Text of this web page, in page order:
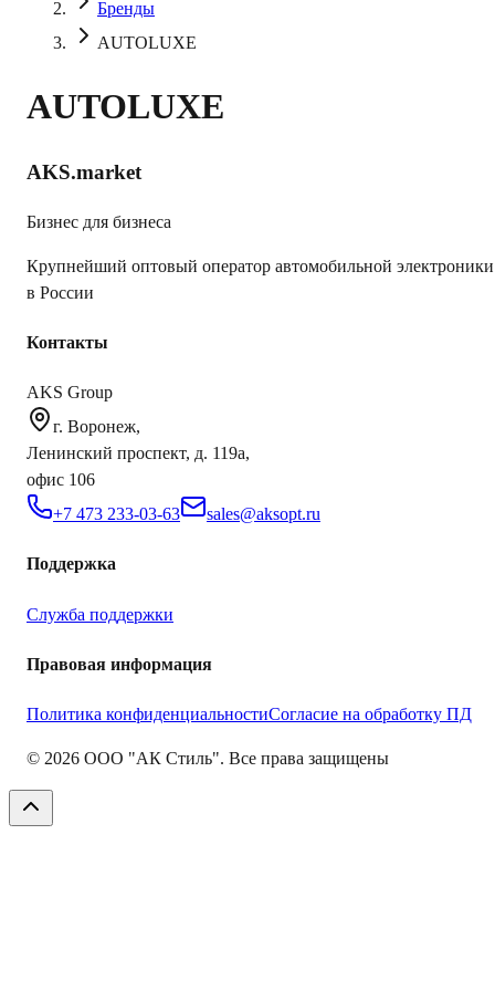
Бренды
AUTOLUXE
AUTOLUXE
AKS.market
Бизнес для бизнеса
Крупнейший оптовый оператор автомобильной электроники
в России
Контакты
AKS Group
г. Воронеж,
Ленинский проспект, д. 119а,
офис 106
+7 473 233-03-63
sales@aksopt.ru
Поддержка
Служба поддержки
Правовая информация
Политика конфиденциальностиСогласие на обработку ПД
© 2026 ООО "АК Стиль". Все права защищены